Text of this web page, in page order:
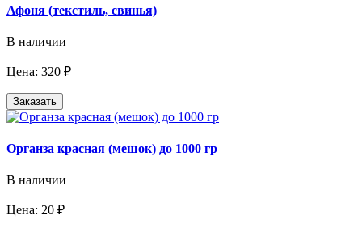
Афоня (текстиль, свинья)
В наличии
Цена: 320 ₽
Заказать
Органза красная (мешок) до 1000 гр
В наличии
Цена: 20 ₽